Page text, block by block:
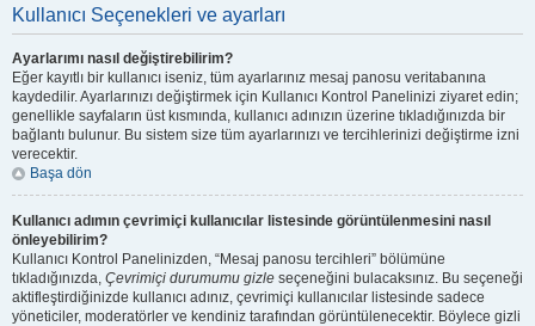
Kullanıcı Seçenekleri ve ayarları
Ayarlarımı nasıl değiştirebilirim?
Eğer kayıtlı bir kullanıcı iseniz, tüm ayarlarınız mesaj panosu veritabanına
kaydedilir. Ayarlarınızı değiştirmek için Kullanıcı Kontrol Panelinizi ziyaret edin;
genellikle sayfaların üst kısmında, kullanıcı adınızın üzerine tıkladığınızda bir
bağlantı bulunur. Bu sistem size tüm ayarlarınızı ve tercihlerinizi değiştirme izni
verecektir.
Başa dön
Kullanıcı adımın çevrimiçi kullanıcılar listesinde görüntülenmesini nasıl
önleyebilirim?
Kullanıcı Kontrol Panelinizden, “Mesaj panosu tercihleri” bölümüne
tıkladığınızda, Çevrimiçi durumumu gizle seçeneğini bulacaksınız. Bu seçeneği
aktifleştirdiğinizde kullanıcı adınız, çevrimiçi kullanıcılar listesinde sadece
yöneticiler, moderatörler ve kendiniz tarafından görüntülenecektir. Böylece gizli